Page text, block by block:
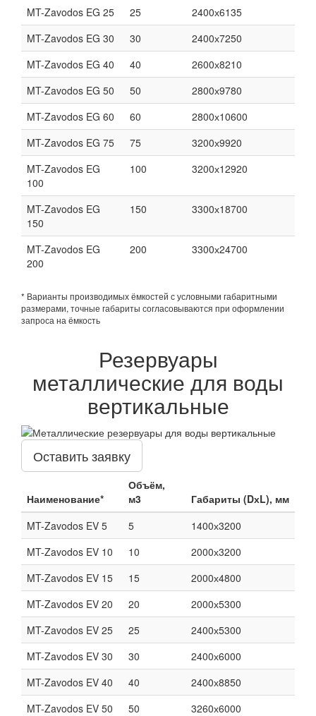
MT-Zavodos EG 25
25
2400х6135
MT-Zavodos EG 30
30
2400х7250
MT-Zavodos EG 40
40
2600х8210
MT-Zavodos EG 50
50
2800х9780
MT-Zavodos EG 60
60
2800х10600
MT-Zavodos EG 75
75
3200х9920
MT-Zavodos EG
100
100 3200х12920
MT-Zavodos EG
150
150 3300х18700
MT-Zavodos EG
200
200 3300х24700
* Варианты производимых ёмкостей с условными габаритными
размерами, точные габариты согласовываются при оформлении
запроса на ёмкость
Резервуары
металлические для воды
вертикальные
Оставить заявку
Наименование*
Объём,
м3
Габариты (DхL), мм
MT-Zavodos EV 5
5
1400х3200
MT-Zavodos EV 10
10
2000х3200
MT-Zavodos EV 15
15
2000х4800
MT-Zavodos EV 20
20
2000х5300
MT-Zavodos EV 25
25
2400х5300
MT-Zavodos EV 30
30
2400х6000
MT-Zavodos EV 40
40
2400х8850
MT-Zavodos EV 50
50
3260х6000